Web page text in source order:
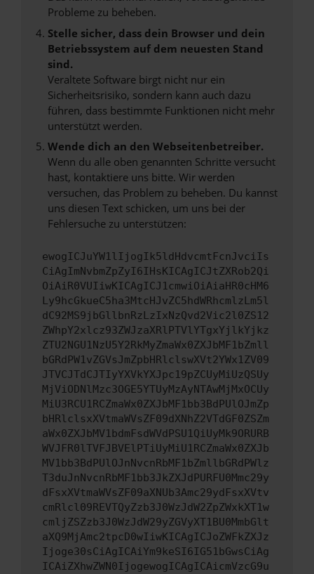
Probleme zu beheben.
Stelle sicher, dass dein Browser und dein
Betriebssystem auf dem neuesten Stand
sind.
Veraltete Software birgt nicht nur ein
Sicherheitsrisiko, sondern kann auch dazu
führen, dass bestimmte Funktionen nicht mehr
unterstützt werden.
Wende dich an den Webseitenbetreiber.
Wenn du alle oben genannten Schritte versucht
hast, kontaktiere uns bitte. Wir werden
versuchen, das Problem zu beheben. Du kannst
uns diesen Text schicken, um uns bei der
Fehlersuche zu unterstützen:
ewogICJuYW1lIjogIk5ldHdvcmtFcnJvciIs
CiAgImNvbmZpZyI6IHsKICAgICJtZXRob2Qi
OiAiR0VUIiwKICAgICJ1cmwiOiAiaHR0cHM6
Ly9hcGkueC5ha3MtcHJvZC5hdWRhcmlzLm5l
dC92MS9jbGllbnRzLzIxNzQvd2Vic2l0ZS12
ZWhpY2xlcz93ZWJzaXRlPTVlYTgxYjlkYjkz
ZTU2NGU1NzU5Y2RkMyZmaWx0ZXJbMF1bZmll
bGRdPW1vZGVsJmZpbHRlclswXVt2YWx1ZV09
JTVCJTdCJTIyYXVkYXJpc19pZCUyMiUzQSUy
MjViODNlMzc3OGE5YTUyMzAyNTAwMjMxOCUy
MiU3RCU1RCZmaWx0ZXJbMF1bb3BdPUlOJmZp
bHRlclsxXVtmaWVsZF09dXNhZ2VTdGF0ZSZm
aWx0ZXJbMV1bdmFsdWVdPSU1QiUyMk9ORURB
WVJFR0lTVFJBVElPTiUyMiU1RCZmaWx0ZXJb
MV1bb3BdPUlOJnNvcnRbMF1bZmllbGRdPWlz
T3duJnNvcnRbMF1bb3JkZXJdPURFU0Mmc29y
dFsxXVtmaWVsZF09aXNUb3Amc29ydFsxXVtv
cmRlcl09REVTQyZzb3J0WzJdW2ZpZWxkXT1w
cmljZSZzb3J0WzJdW29yZGVyXT1BU0MmbGlt
aXQ9MjAmc2tpcD0wIiwKICAgICJoZWFkZXJz
Ijoge30sCiAgICAiYm9keSI6IG51bGwsCiAg
ICAiZXhwZWN0IjogewogICAgICAicmVzcG9u